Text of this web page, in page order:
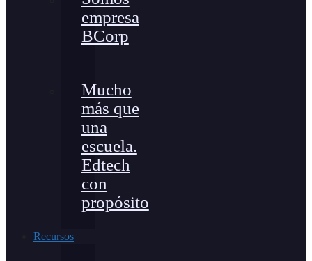
empresa
BCorp
Mucho
más que
una
escuela.
Edtech
con
propósito
Recursos